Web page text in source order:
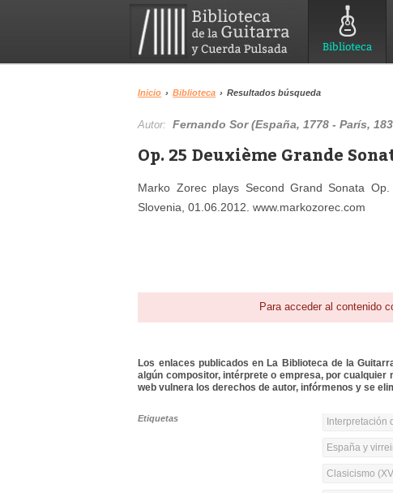
Biblioteca
Inicio › Biblioteca › Resultados búsqueda
Autor:Fernando Sor (España, 1778 - París,
Op. 25 Deuxième Grande
Marko Zorec plays Second Grand Sonata
Slovenia, 01.06.2012. www.markozorec.com
Para acceder al contenido
Los enlaces publicados en La Biblioteca de la
algún compositor, intérprete o empresa, por
web vulnera los derechos de autor, infórmenos y se
Etiquetas Interpretación
España y
Clasicismo